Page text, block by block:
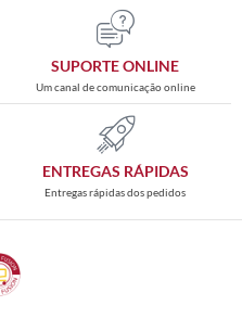
SUPORTE ONLINE
Um canal de comunicação online
ENTREGAS RÁPIDAS
Entregas rápidas dos pedidos